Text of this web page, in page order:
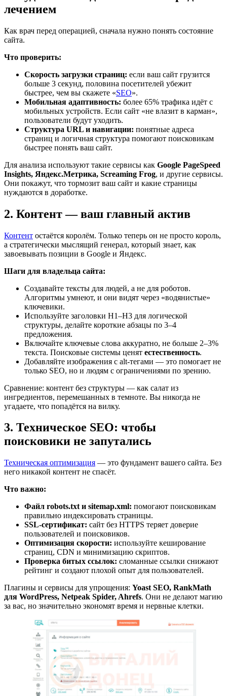
лечением
Как врач перед операцией, сначала нужно понять состояние
сайта.
Что проверить:
Скорость загрузки страниц: если ваш сайт грузится
больше 3 секунд, половина посетителей убежит
быстрее, чем вы скажете «SEO».
Мобильная адаптивность: более 65% трафика идёт с
мобильных устройств. Если сайт «не влазит в карман»,
пользователи будут уходить.
Структура URL и навигации: понятные адреса
страниц и логичная структура помогают поисковикам
быстрее понять ваш сайт.
Для анализа используют такие сервисы как Google PageSpeed
Insights, Яндекс.Метрика, Screaming Frog, и другие сервисы.
Они покажут, что тормозит ваш сайт и какие страницы
нуждаются в доработке.
2. Контент — ваш главный актив
Контент остаётся королём. Только теперь он не просто король,
а стратегически мыслящий генерал, который знает, как
завоевывать позиции в Google и Яндекс.
Шаги для владельца сайта:
Создавайте тексты для людей, а не для роботов.
Алгоритмы умнеют, и они видят через «водянистые»
ключевики.
Используйте заголовки H1–H3 для логической
структуры, делайте короткие абзацы по 3–4
предложения.
Включайте ключевые слова аккуратно, не больше 2–3%
текста. Поисковые системы ценят естественность.
Добавляйте изображения с alt-тегами — это помогает не
только SEO, но и людям с ограничениями по зрению.
Сравнение: контент без структуры — как салат из
ингредиентов, перемешанных в темноте. Вы никогда не
угадаете, что попадётся на вилку.
3. Техническое SEO: чтобы
поисковики не запутались
Техническая оптимизация — это фундамент вашего сайта. Без
него никакой контент не спасёт.
Что важно:
Файл robots.txt и sitemap.xml: помогают поисковикам
правильно индексировать страницы.
SSL-сертификат: сайт без HTTPS теряет доверие
пользователей и поисковиков.
Оптимизация скорости: используйте кеширование
страниц, CDN и минимизацию скриптов.
Проверка битых ссылок: сломанные ссылки снижают
рейтинг и создают плохой опыт для пользователей.
Плагины и сервисы для упрощения: Yoast SEO, RankMath
для WordPress, Netpeak Spider, Ahrefs. Они не делают магию
за вас, но значительно экономят время и нервные клетки.